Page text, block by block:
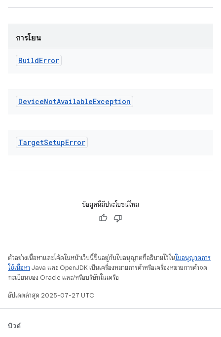
การโยน
BuildError
DeviceNotAvailableException
TargetSetupError
ข้อมูลนี้มีประโยชน์ไหม
ตัวอย่างเนื้อหาและโค้ดในหน้าเว็บนี้ขึ้นอยู่กับใบอนุญาตที่อธิบายไว้ในใบอนุญาตการ
ใช้เนื้อหา Java และ OpenJDK เป็นเครื่องหมายการค้าหรือเครื่องหมายการค้าจด
ทะเบียนของ Oracle และ/หรือบริษัทในเครือ
อัปเดตล่าสุด 2025-07-27 UTC
บิวด์